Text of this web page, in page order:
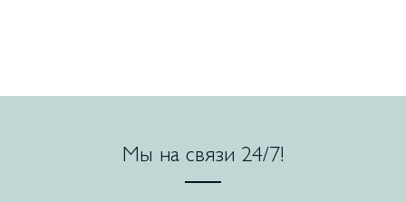
Мы на связи 24/7!